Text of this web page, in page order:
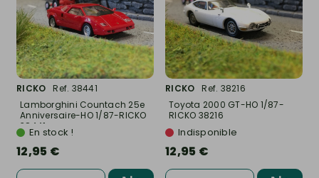
RICKO
Ref. 38441
Lamborghini Countach 25e
Anniversaire-HO 1/87-RICKO
38441
En stock !
12,95 €
RICKO
Ref. 38216
Toyota 2000 GT-HO 1/87-
RICKO 38216
Indisponible
12,95 €